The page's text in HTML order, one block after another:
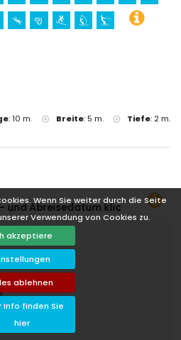
Wenn Sie weiter durch die Seite
Verwendung von Cookies zu.
akzeptiere
ablehnen
Info finden Sie
hier
:10 m. Breite:5 m. Tiefe: 2 m.